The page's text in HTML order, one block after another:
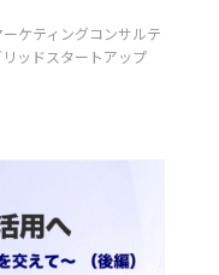
ケティングコンサルテ
ッドスタートアップ